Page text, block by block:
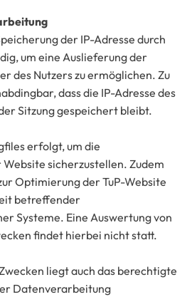
der IP-Adresse durch
um eine Auslieferung der
des Nutzers zu ermöglichen. Zu
dass die IP-Adresse des
Sitzung gespeichert bleibt.
erfolgt, um die
sicherzustellen. Zudem
Optimierung der TuP-Website
betreffender
Systeme. Eine Auswertung von
findet hierbei nicht statt.
liegt auch das berechtigte
Datenverarbeitung